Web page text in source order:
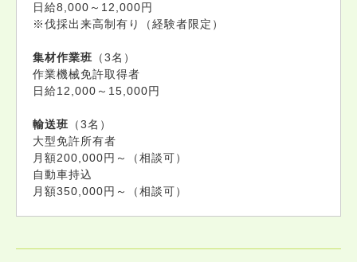
日給8,000～12,000円
※伐採出来高制有り（経験者限定）
集材作業班 （3名）
作業機械免許取得者
日給12,000～15,000円
輸送班 （3名）
大型免許所有者
月額200,000円～（相談可）
自動車持込
月額350,000円～（相談可）